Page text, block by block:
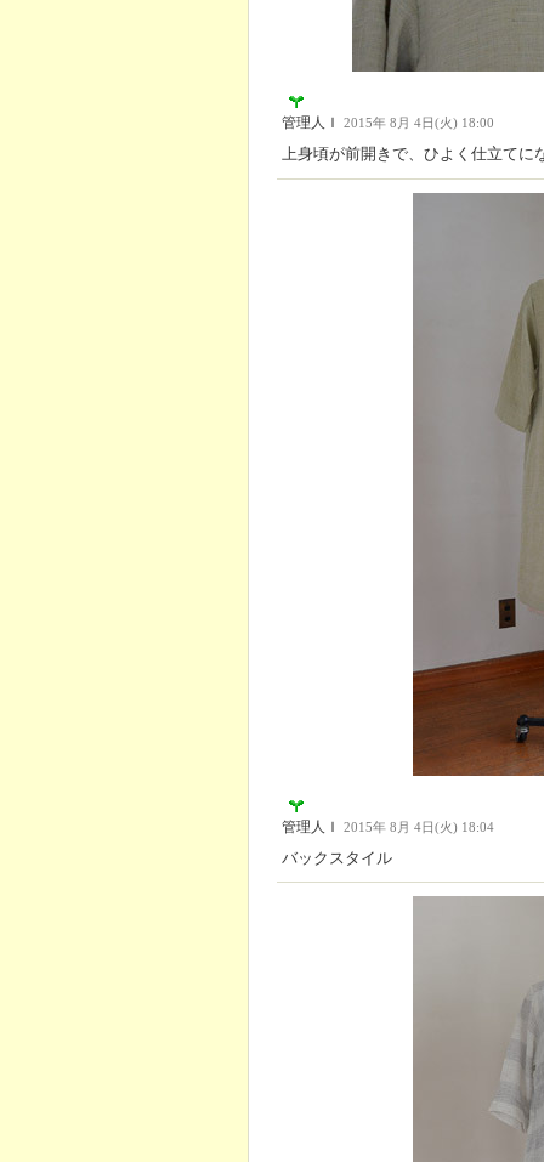
管理人Ｉ 2015年 8月 4日(火) 18:00
上身頃が前開きで、ひよく仕立てに
管理人Ｉ 2015年 8月 4日(火) 18:04
バックスタイル